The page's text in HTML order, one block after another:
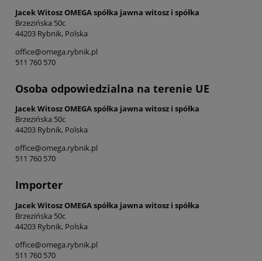
Jacek Witosz OMEGA spółka jawna witosz i spółka
Brzezińska 50c
44203 Rybnik, Polska
office@omega.rybnik.pl
511 760 570
Osoba odpowiedzialna na terenie UE
Jacek Witosz OMEGA spółka jawna witosz i spółka
Brzezińska 50c
44203 Rybnik, Polska
office@omega.rybnik.pl
511 760 570
Importer
Jacek Witosz OMEGA spółka jawna witosz i spółka
Brzezińska 50c
44203 Rybnik, Polska
office@omega.rybnik.pl
511 760 570